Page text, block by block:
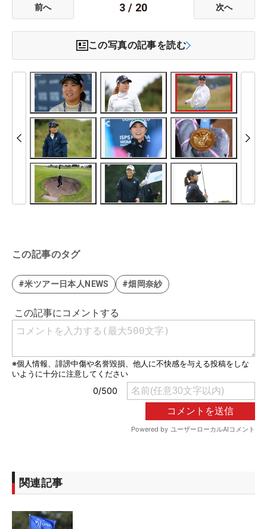
前へ 3 / 20 次へ
この写真の記事を読む
この記事のタグ
#米ツアー日本人NEWS #畑岡奈紗
関連記事